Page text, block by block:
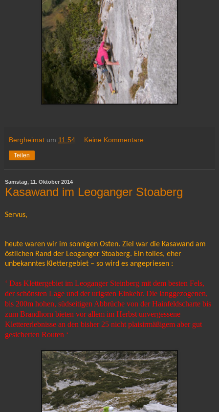
Bergheimat um 11:54 Keine Kommentare:
Teilen
Samstag, 11. Oktober 2014
Kasawand im Leoganger Stoaberg
Servus,
heute waren wir im sonnigen Osten. Ziel war die Kasawand am
östlichen Rand der Leoganger Stoaberg. Ein tolles, eher
unbekanntes Klettergebiet – so wird es angepriesen :
‘ Das Klettergebiet im Leoganger Steinberg mit dem besten Fels,
der schönsten Lage und der urigsten Einkehr. Die langgezogenen,
bis 200m hohen, südseitigen Abbrüche von der Hainfeldscharte bis
zum Brandhorn bieten vor allem im Herbst unvergessene
Klettererlebnisse an den bisher 25 nicht plaisirmäßigem aber gut
gesicherten Routen ‘